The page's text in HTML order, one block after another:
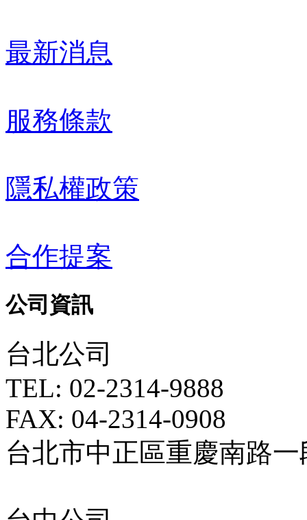
最新消息
服務條款
隱私權政策
合作提案
公司資訊
台北公司
TEL: 02-2314-9888
FAX: 04-2314-0908
台北市中正區重慶南路一